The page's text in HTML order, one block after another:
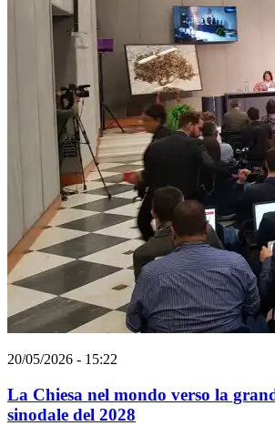
20/05/2026 - 15:22
La Chiesa nel mondo verso la
sinodale del 2028